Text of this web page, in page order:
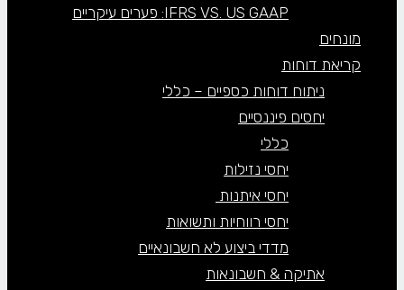
IFRS VS. US GAAP: פערים עיקריים
מונחים
קריאת דוחות
ניתוח דוחות כספיים – כללי
יחסים פיננסיים
כללי
יחסי נזילות
יחסי איתנות
יחסי רווחיות ותשואות
מדדי ביצוע לא חשבונאיים
אתיקה & חשבונאות